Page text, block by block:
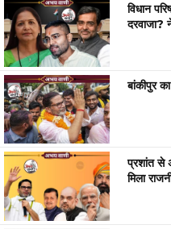
विधान
दरवाजा?
बांकीपुर
प्रशांत से
मिला